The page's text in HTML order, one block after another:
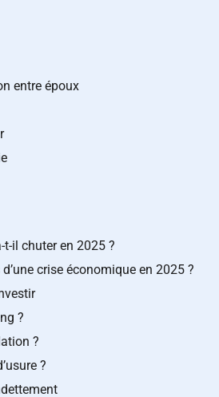
entre époux
t-il chuter en 2025 ?
crise économique en 2025 ?
?
?
?